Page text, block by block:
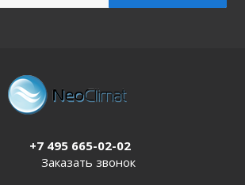
+7 495 665-02-02
Заказать звонок